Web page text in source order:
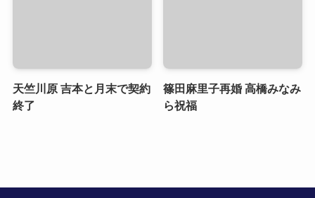
天竺川原 吉本と月末で契約
終了
篠田麻里子再婚 高橋みなみ
ら祝福